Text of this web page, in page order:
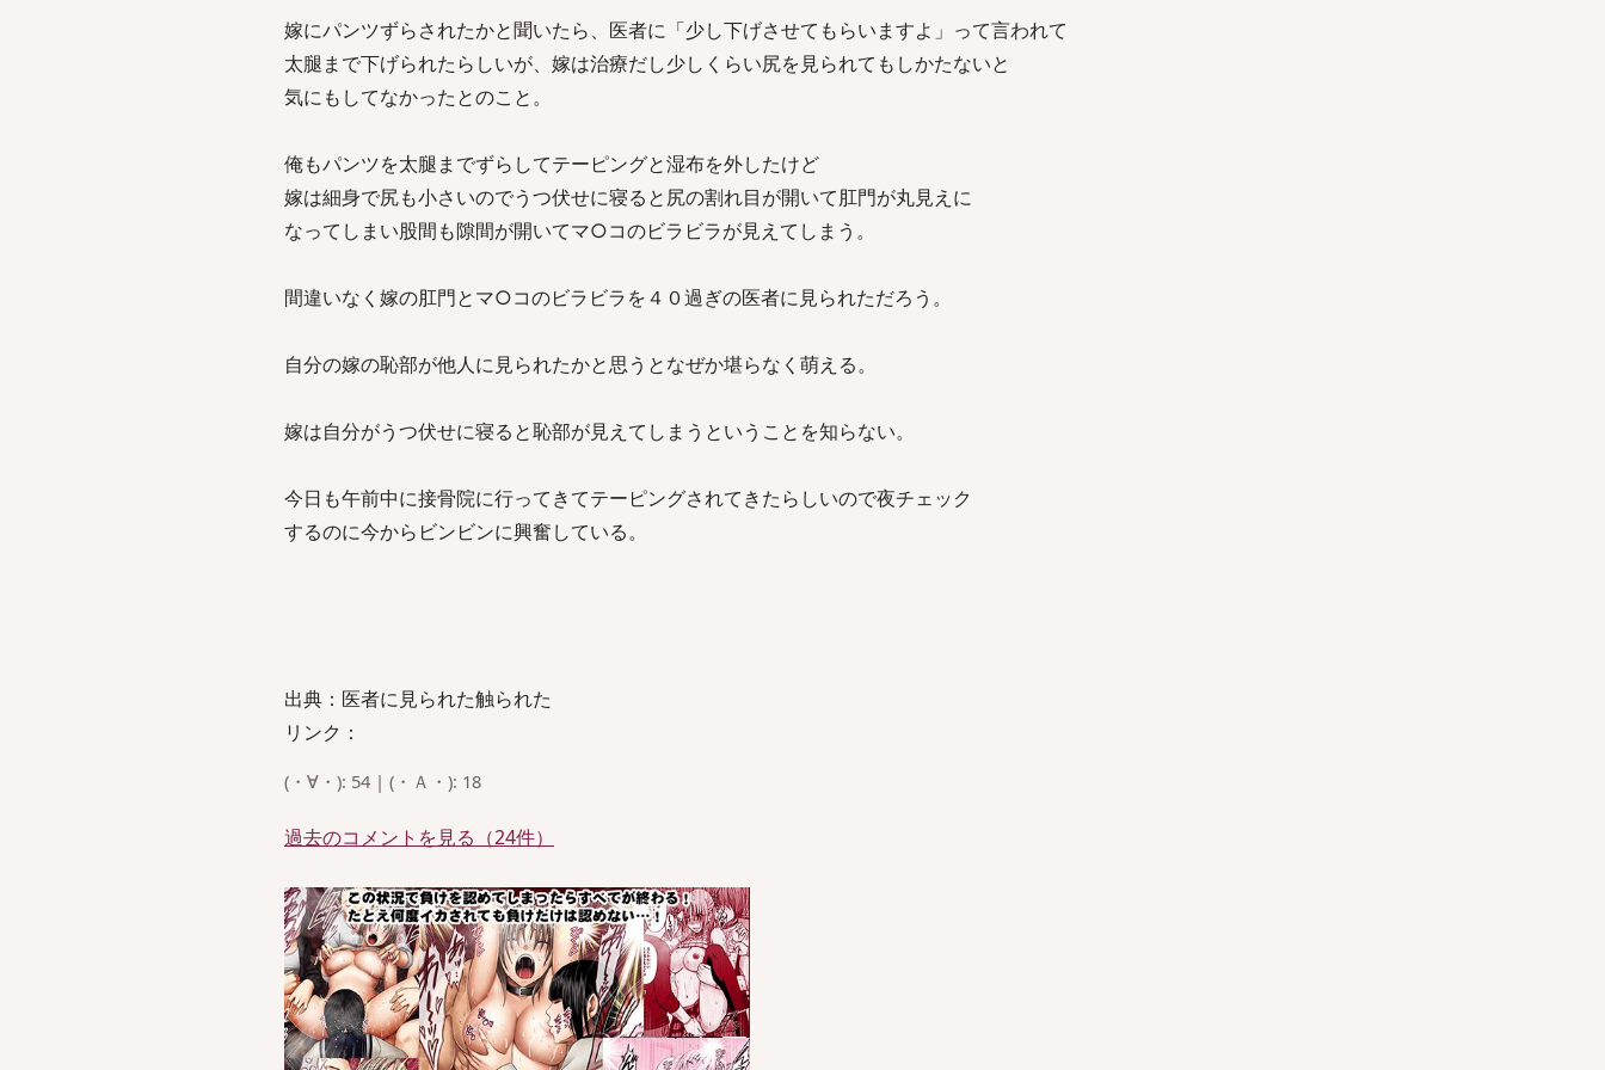
嫁にパンツずらされたかと聞いたら、医者に「少し下げさせてもらいますよ」って言われて
太腿まで下げられたらしいが、嫁は治療だし少しくらい尻を見られてもしかたないと
気にもしてなかったとのこと。
俺もパンツを太腿までずらしてテーピングと湿布を外したけど
嫁は細身で尻も小さいのでうつ伏せに寝ると尻の割れ目が開いて肛門が丸見えに
なってしまい股間も隙間が開いてマ○コのビラビラが見えてしまう。
間違いなく嫁の肛門とマ○コのビラビラを４０過ぎの医者に見られただろう。
自分の嫁の恥部が他人に見られたかと思うとなぜか堪らなく萌える。
嫁は自分がうつ伏せに寝ると恥部が見えてしまうということを知らない。
今日も午前中に接骨院に行ってきてテーピングされてきたらしいので夜チェック
するのに今からビンビンに興奮している。
出典：医者に見られた触られた
リンク：
(・∀・): 54 | (・Ａ・): 18
過去のコメントを見る（24件）